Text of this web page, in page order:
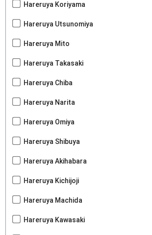
Hareruya Koriyama
Hareruya Utsunomiya
Hareruya Mito
Hareruya Takasaki
Hareruya Chiba
Hareruya Narita
Hareruya Omiya
Hareruya Shibuya
Hareruya Akihabara
Hareruya Kichijoji
Hareruya Machida
Hareruya Kawasaki